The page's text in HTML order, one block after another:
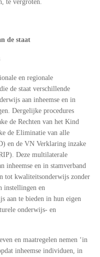
te vergroten.
de staat
en regionale
de staat verschillende
aan inheemse en in
Dergelijke procedures
de Rechten van het Kind
de Eliminatie van alle
en de VN Verklaring inzake
Deze multilaterale
inheemse en in stamverband
tot kwaliteitsonderwijs zonder
instellingen en
aan te bieden in hun eigen
onderwijs- en
en maatregelen nemen ‘in
inheemse individuen, in